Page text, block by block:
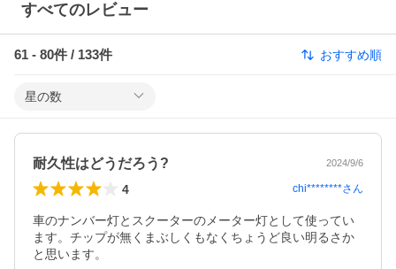
すべてのレビュー
61 - 80件 / 133件 おすすめ順
星の数
耐久性はどうだろう? 2024/9/6
4 chi********さん
車のナンバー灯とスクーターのメーター灯として使ってい
ます。チップが無くまぶしくもなくちょうど良い明るさか
と思います。